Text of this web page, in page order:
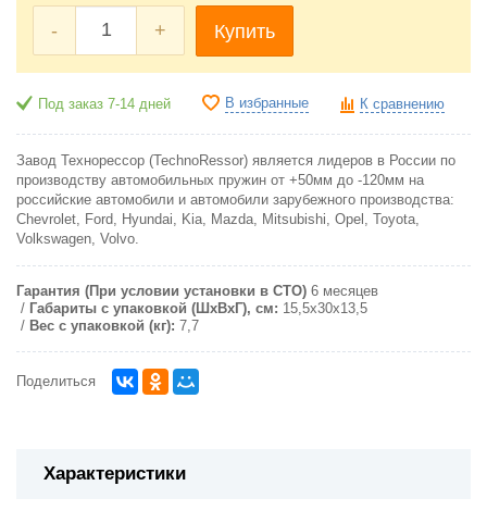
- + Купить
Под заказ 7-14 дней В избранные К сравнению
Завод Технорессор (TechnoRessor) является лидеров в России по
производству автомобильных пружин от +50мм до -120мм на
российские автомобили и автомобили зарубежного производства:
Chevrolet, Ford, Hyundai, Kia, Mazda, Mitsubishi, Opel, Toyota,
Volkswagen, Volvo.
Гарантия (При условии установки в СТО) 6 месяцев
Габариты с упаковкой (ШxВxГ), см: 15,5x30x13,5
Вес с упаковкой (кг): 7,7
Поделиться
Характеристики